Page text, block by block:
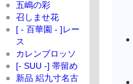
五嶋の彩
召しませ花
[ - 百華園 - ]レー
ス
カレンブロッソ
[- SUU -] 帯留め
新品 絽九寸名古